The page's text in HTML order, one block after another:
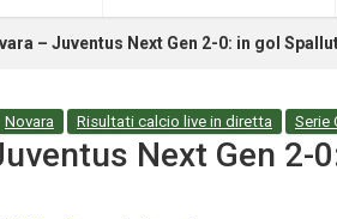
– Juventus Next Gen 2-0: in gol
Novara Risultati calcio live in diretta Serie
Next Gen 2-